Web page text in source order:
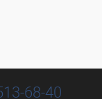
68-40